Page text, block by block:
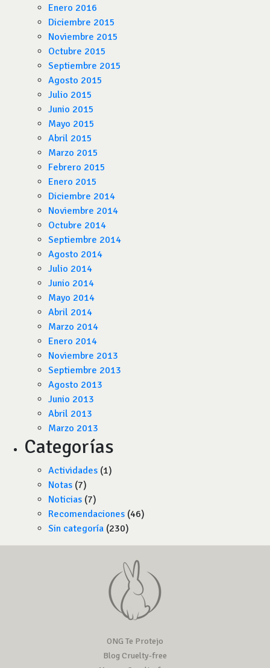
Enero 2016
Diciembre 2015
Noviembre 2015
Octubre 2015
Septiembre 2015
Agosto 2015
Julio 2015
Junio 2015
Mayo 2015
Abril 2015
Marzo 2015
Febrero 2015
Enero 2015
Diciembre 2014
Noviembre 2014
Octubre 2014
Septiembre 2014
Agosto 2014
Julio 2014
Junio 2014
Mayo 2014
Abril 2014
Marzo 2014
Enero 2014
Noviembre 2013
Septiembre 2013
Agosto 2013
Junio 2013
Abril 2013
Marzo 2013
Categorías
Actividades (1)
Notas (7)
Noticias (7)
Recomendaciones (46)
Sin categoría (230)
ONG Te Protejo
Blog Cruelty-free